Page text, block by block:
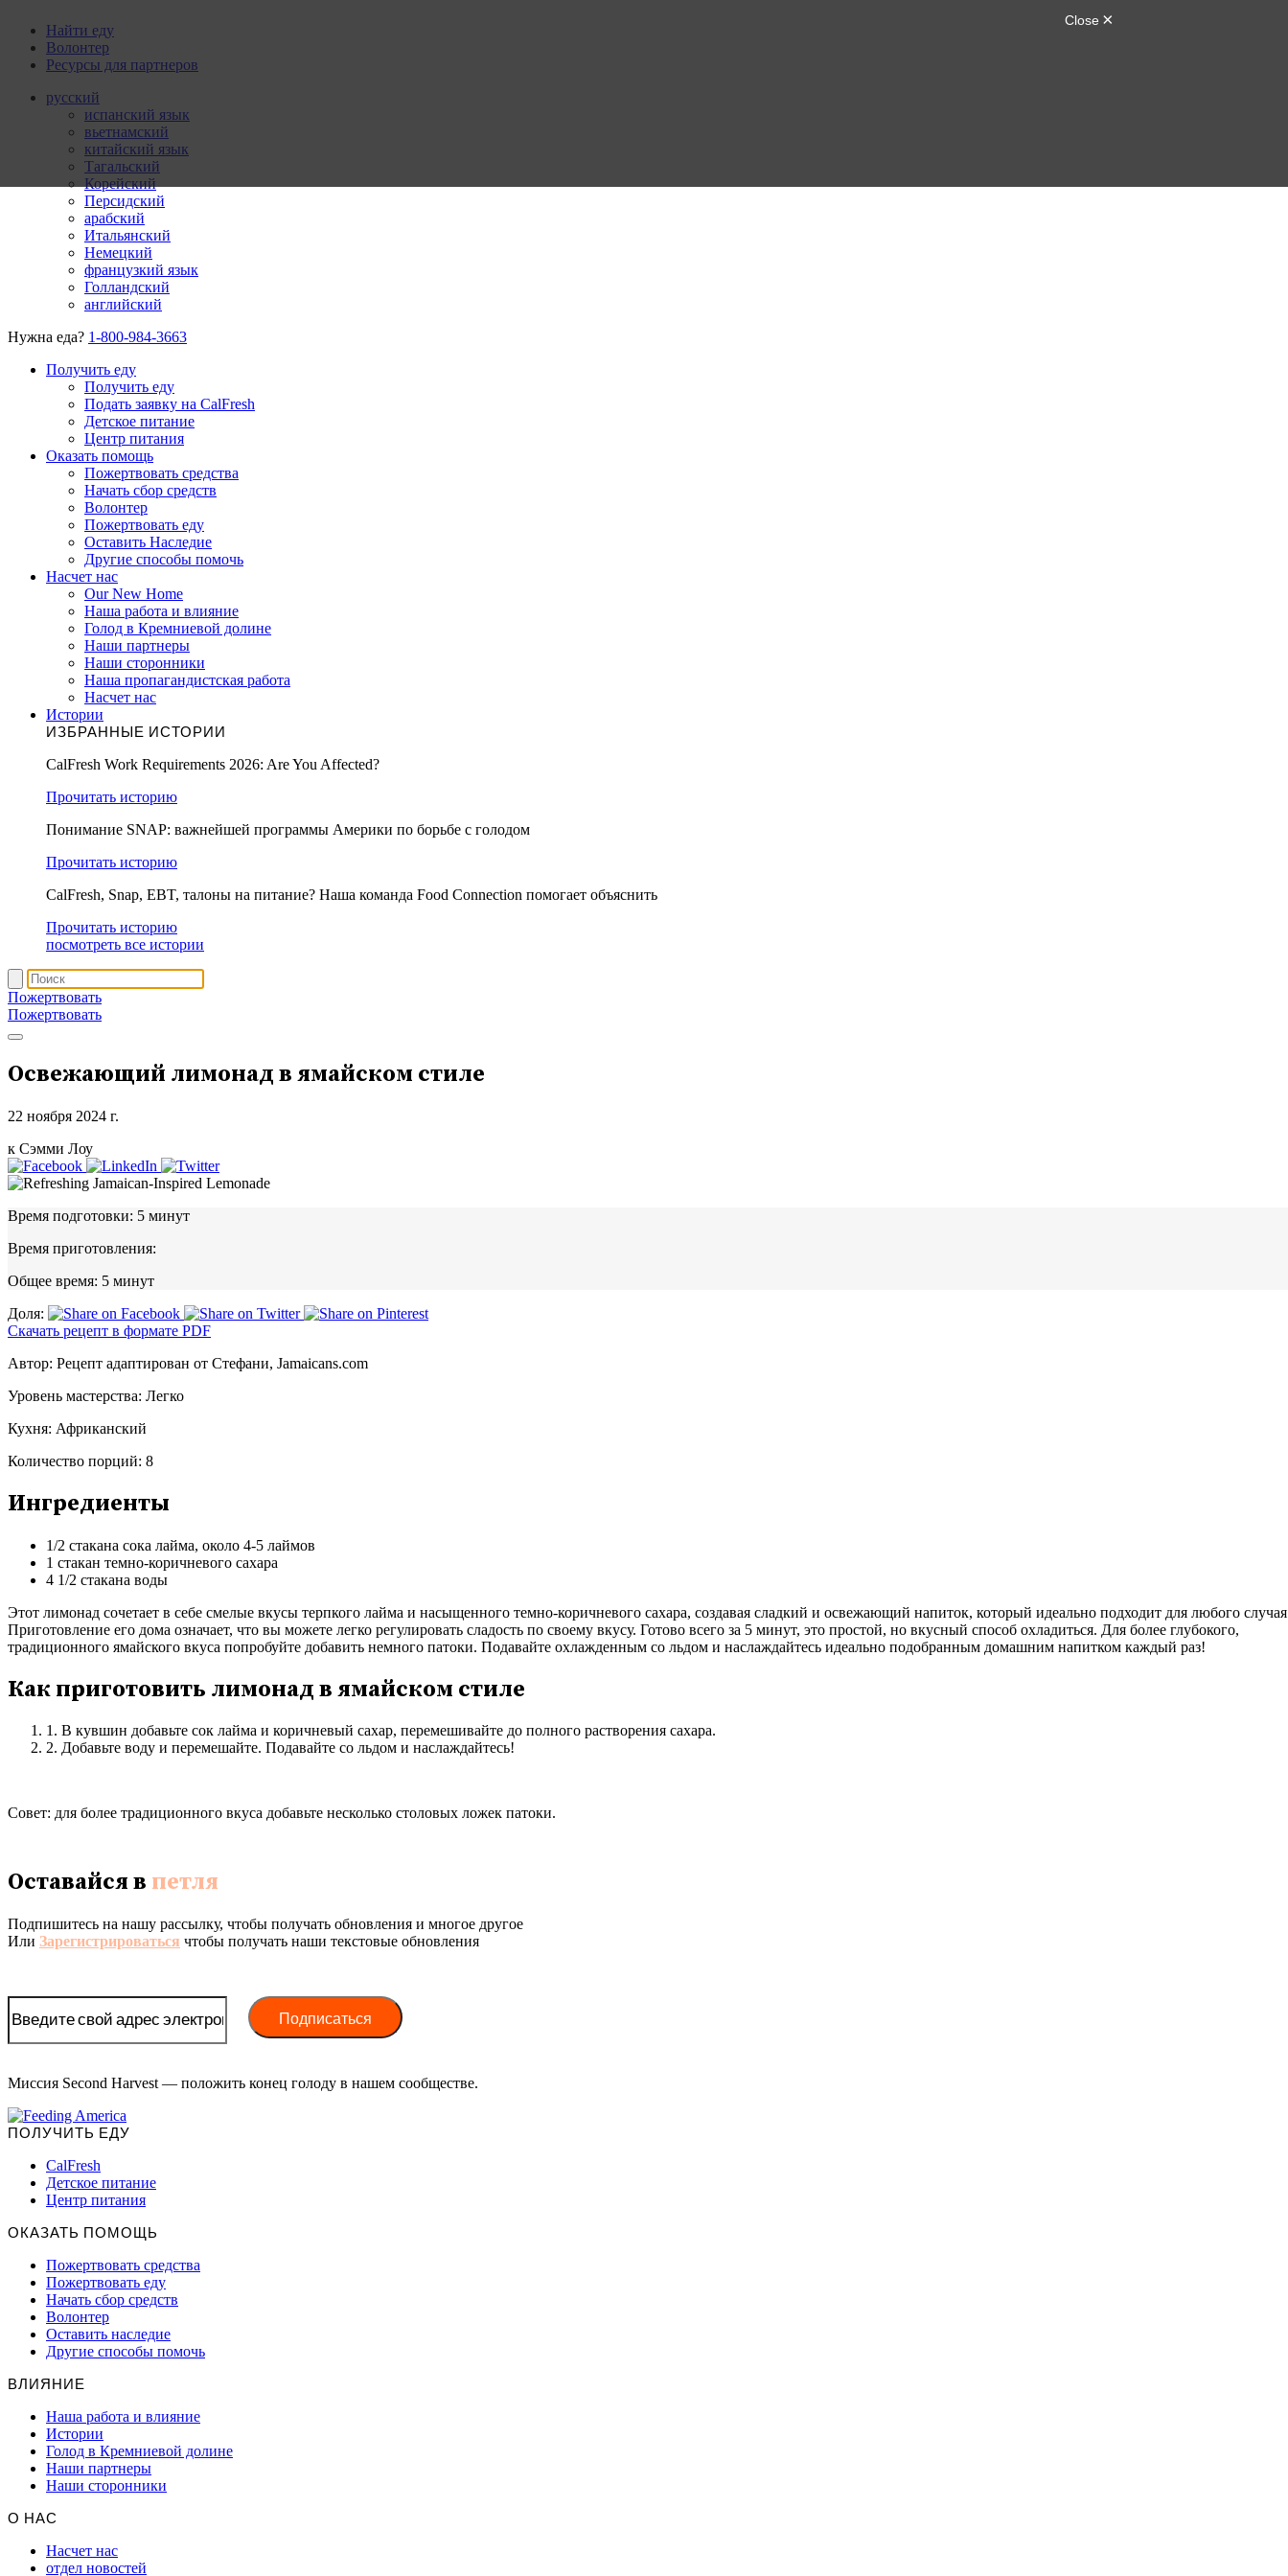
Найти еду
Волонтер
Ресурсы для партнеров
русский
испанский язык
вьетнамский
китайский язык
Тагальский
Корейский
Персидский
арабский
Итальянский
Немецкий
французкий язык
Голландский
английский
Нужна еда? 1-800-984-3663
Получить еду
Получить еду
Подать заявку на CalFresh
Детское питание
Центр питания
Оказать помощь
Пожертвовать средства
Начать сбор средств
Волонтер
Пожертвовать еду
Оставить Наследие
Другие способы помочь
Насчет нас
Our New Home
Наша работа и влияние
Голод в Кремниевой долине
Наши партнеры
Наши сторонники
Наша пропагандистская работа
Насчет нас
Истории
ИЗБРАННЫЕ ИСТОРИИ
CalFresh Work Requirements 2026: Are You Affected?
Прочитать историю
Понимание SNAP: важнейшей программы Америки по борьбе с голодом
Прочитать историю
CalFresh, Snap, EBT, талоны на питание? Наша команда Food Connection помогает объяснить
Прочитать историю
посмотреть все истории
Пожертвовать
Пожертвовать
Освежающий лимонад в ямайском стиле
22 ноября 2024 г.
к Сэмми Лоу
Время подготовки: 5 минут
Время приготовления:
Общее время: 5 минут
Доля:
Скачать рецепт в формате PDF
Автор: Рецепт адаптирован от Стефани, Jamaicans.com
Уровень мастерства: Легко
Кухня: Африканский
Количество порций: 8
Ингредиенты
1/2 стакана сока лайма, около 4-5 лаймов
1 стакан темно-коричневого сахара
4 1/2 стакана воды
Этот лимонад сочетает в себе смелые вкусы терпкого лайма и насыщенного темно-коричневого сахара, создавая сладкий и освежающий напиток, который идеально подходит для любого
Приготовление его дома означает, что вы можете легко регулировать сладость по своему вкусу. Готово всего за 5 минут, это простой, но вкусный способ охладиться. Для более глубокого,
традиционного ямайского вкуса попробуйте добавить немного патоки. Подавайте охлажденным со льдом и наслаждайтесь идеально подобранным домашним напитком каждый раз!
Как приготовить лимонад в ямайском стиле
1. В кувшин добавьте сок лайма и коричневый сахар, перемешивайте до полного растворения сахара.
2. Добавьте воду и перемешайте. Подавайте со льдом и наслаждайтесь!
Совет: для более традиционного вкуса добавьте несколько столовых ложек патоки.
Оставайся в петля
Подпишитесь на нашу рассылку, чтобы получать обновления и многое другое
Или Зарегистрироваться чтобы получать наши текстовые обновления
Миссия Second Harvest — положить конец голоду в нашем сообществе.
ПОЛУЧИТЬ ЕДУ
CalFresh
Детское питание
Центр питания
ОКАЗАТЬ ПОМОЩЬ
Пожертвовать средства
Пожертвовать еду
Начать сбор средств
Волонтер
Оставить наследие
Другие способы помочь
ВЛИЯНИЕ
Наша работа и влияние
Истории
Голод в Кремниевой долине
Наши партнеры
Наши сторонники
О НАС
Насчет нас
отдел новостей